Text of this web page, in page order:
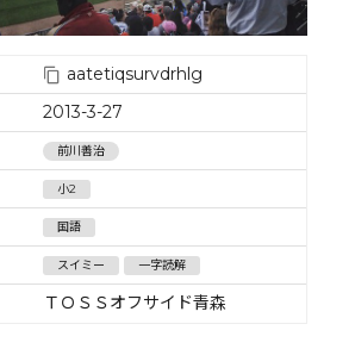
aatetiqsurvdrhlg
2013-3-27
前川善治
小2
国語
スイミー 一字読解
ＴＯＳＳオフサイド青森